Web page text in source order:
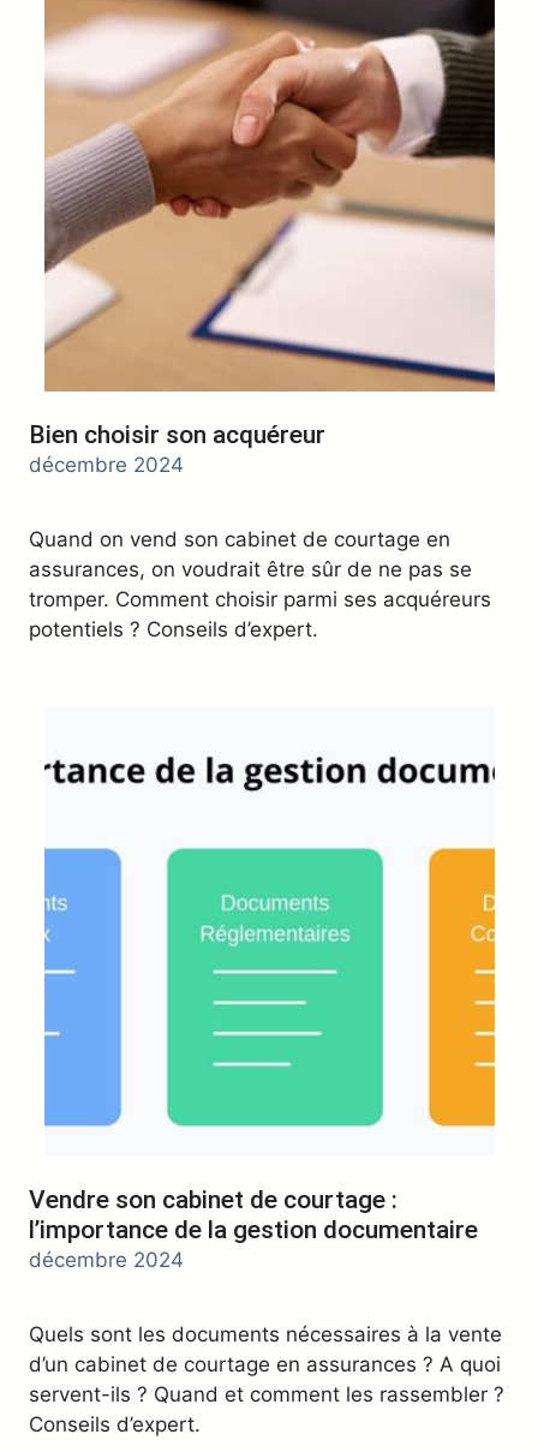
Bien choisir son acquéreur
décembre 2024
Quand on vend son cabinet de courtage en
assurances, on voudrait être sûr de ne pas se
tromper. Comment choisir parmi ses acquéreurs
potentiels ? Conseils d’expert.
Vendre son cabinet de courtage :
l’importance de la gestion documentaire
décembre 2024
Quels sont les documents nécessaires à la vente
d’un cabinet de courtage en assurances ? A quoi
servent-ils ? Quand et comment les rassembler ?
Conseils d’expert.